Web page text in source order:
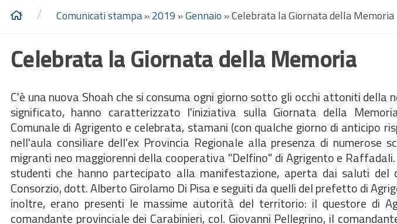
/ Comunicati stampa»2019 »Gennaio »Celebrata la Giornata della Memoria
Celebrata la Giornata della Memoria
C'è una nuova Shoah che si consuma ogni giorno sotto gli occhi attoniti della
significato, hanno caratterizzato l'iniziativa sulla Giornata della
Comunale di Agrigento e celebrata, stamani (con qualche giorno di anticipo
nell'aula consiliare dell'ex Provincia Regionale alla presenza di numerose
migranti neo maggiorenni della cooperativa "Delfino" di Agrigento e
studenti che hanno partecipato alla manifestazione, aperta dai saluti del
Consorzio, dott. Alberto Girolamo Di Pisa e seguiti da quelli del prefetto di
inoltre, erano presenti le massime autorità del territorio: il questore di
comandante provinciale dei Carabinieri, col. Giovanni Pellegrino, il